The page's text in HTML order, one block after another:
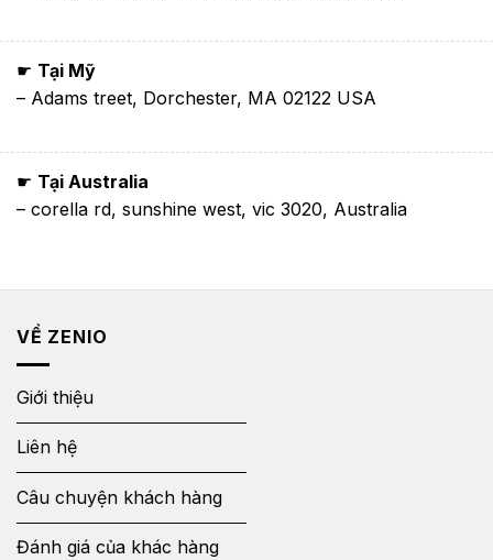
☛ Tại Mỹ
– Adams treet, Dorchester, MA 02122 USA
☛ Tại Australia
– corella rd, sunshine west, vic 3020, Australia
VỀ ZENIO
Giới thiệu
Liên hệ
Câu chuyện khách hàng
Đánh giá của khác hàng